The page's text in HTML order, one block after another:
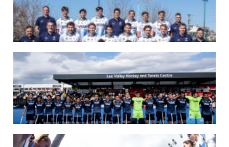
07/08/2026
LAS LEONAS LISTAS PARA DISPUTAR EL MUNDIAL 2026
Del 15 al 30 de agosto, el seleccionado argentino femenino de hockey disputará
la Copa del Mundo en Países Bajos y Bélgica. El debut será ante Estados Unidos.
LEER MÁS
07/08/2026
LOS LEONES LISTOS PARA DISPUTAR EL MUNDIAL 2026
Del 15 al 30 de agosto, el seleccionado argentino masculino de hockey disputará
la Copa del Mundo en Países Bajos y Bélgica. El debut será ante Japón.
14/07/2026
MUNDIAL 2026: LOS LEONES CONVOCADOS POR LUCAS REY